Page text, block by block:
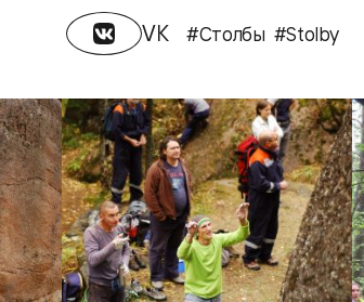
VK #Столбы #Stolby